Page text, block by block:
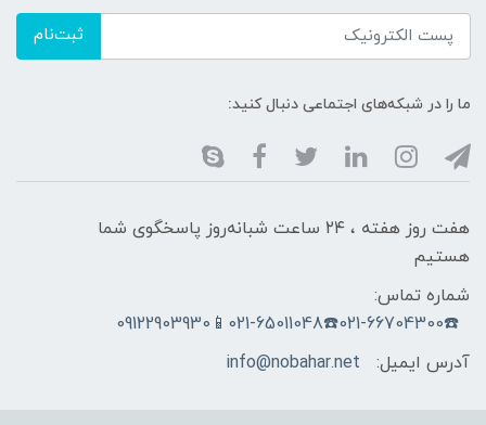
ثبت‌نام
ما را در شبکه‌های اجتماعی دنبال کنید:
هفت روز هفته ، ۲۴ ساعت شبانه‌روز پاسخگوی شما
هستیم
شماره تماس:
☎️021-66704300☎️021-65011048📱09122903930
آدرس ایمیل:
info@nobahar.net